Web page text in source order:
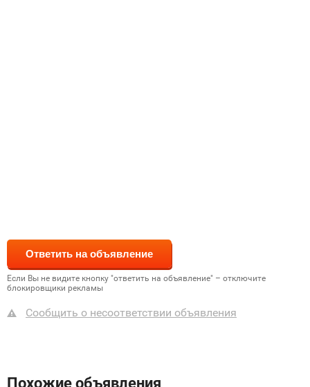
Если Вы не видите кнопку "ответить на объявление" – отключите
блокировщики рекламы
Сообщить о несоответствии объявления
Похожие объявления